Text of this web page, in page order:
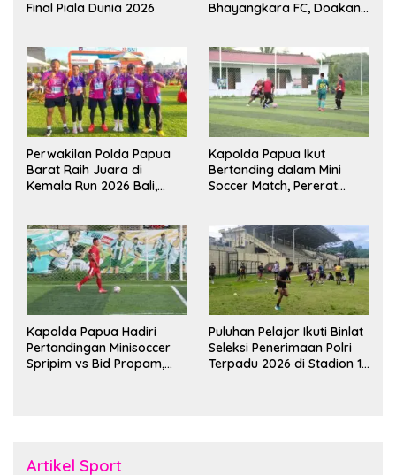
Final Piala Dunia 2026
Bhayangkara FC, Doakan
Perwakilan Polda Papua
Barat Raih Juara di
Kemala Run 2026 Bali,
Kapolda Papua Ikut
Bertanding dalam Mini
Soccer Match, Pererat
Kapolda Papua Hadiri
Pertandingan Minisoccer
Spripim vs Bid Propam,
Puluhan Pelajar Ikuti Binlat
Seleksi Penerimaan Polri
Terpadu 2026 di Stadion 16
Artikel Sport